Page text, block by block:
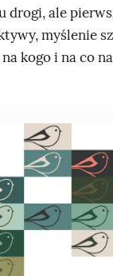
drogi, ale
myślenie
kogo i na co